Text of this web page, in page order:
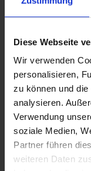
Diese Webseite
Wir verwenden
personalisieren,
zu können und
analysieren.
Verwendung
soziale Medien,
Partner führen
weiteren Daten
SDN
VM-